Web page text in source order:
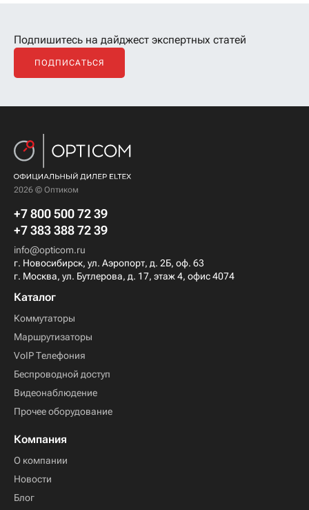
Подпишитесь на дайджест экспертных статей
ПОДПИСАТЬСЯ
2026 © Оптиком
+7 800 500 72 39
+7 383 388 72 39
info@opticom.ru
г. Новосибирск, ул. Аэропорт, д. 2Б, оф. 63
г. Москва, ул. Бутлерова, д. 17, этаж 4, офис 4074
Каталог
Коммутаторы
Маршрутизаторы
VoIP Телефония
Беспроводной доступ
Видеонаблюдение
Прочее оборудование
Компания
О компании
Новости
Блог